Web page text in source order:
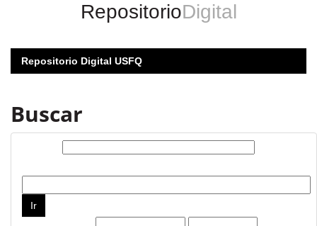
RepositorioDigital
Repositorio Digital USFQ
Buscar